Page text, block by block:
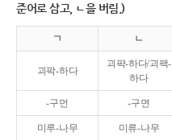
준어로 삼고, ㄴ을 버림.)
ㄱ ㄴ
괴팍-하다
괴퍅-하다/괴팩-
하다
-구먼 -구면
미루-나무 미류-나무